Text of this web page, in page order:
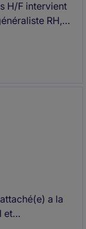
H/F intervient
RH,
d'études
a la
et